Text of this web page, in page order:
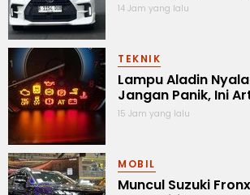
14 Jam yang lalu
TEKNIK
Lampu Aladin
Jangan Panik, Ini
15 Jam yang lalu
MOBIL
Muncul Suzuki